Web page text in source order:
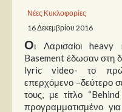
Δίσκοι
Σειρές
Ταινίες
Βιβλία
Video News
Νέες Κυκλοφορίες
16 Δεκεμβρίου 2016
Οι Λαρισαίοι
Basement έδωσαν στη
lyric video- το
επερχόμενο –δεύτερο
τους, με τίτλο
προγραμματισμένο